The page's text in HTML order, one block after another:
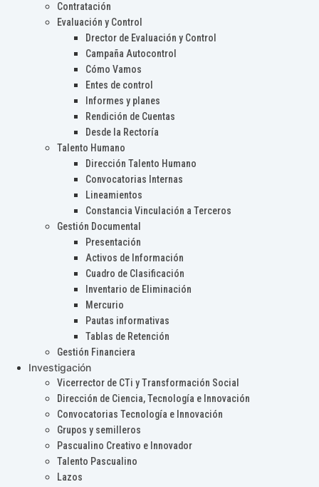
Contratación
Evaluación y Control
Drector de Evaluación y Control
Campaña Autocontrol
Cómo Vamos
Entes de control
Informes y planes
Rendición de Cuentas
Desde la Rectoría
Talento Humano
Dirección Talento Humano
Convocatorias Internas
Lineamientos
Constancia Vinculación a Terceros
Gestión Documental
Presentación
Activos de Información
Cuadro de Clasificación
Inventario de Eliminación
Mercurio
Pautas informativas
Tablas de Retención
Gestión Financiera
Investigación
Vicerrector de CTi y Transformación Social
Dirección de Ciencia, Tecnología e Innovación
Convocatorias Tecnología e Innovación
Grupos y semilleros
Pascualino Creativo e Innovador
Talento Pascualino
Lazos